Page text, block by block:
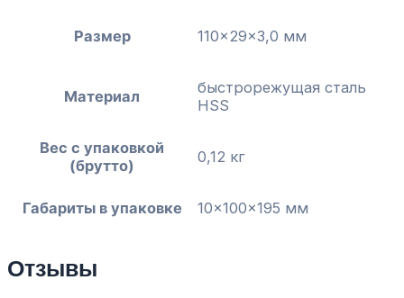
Размер 110x29x3,0 мм
Материал
быстрорежущая сталь
HSS
Вес с упаковкой
(брутто)
0,12 кг
Габариты в упаковке 10x100x195 мм
Отзывы